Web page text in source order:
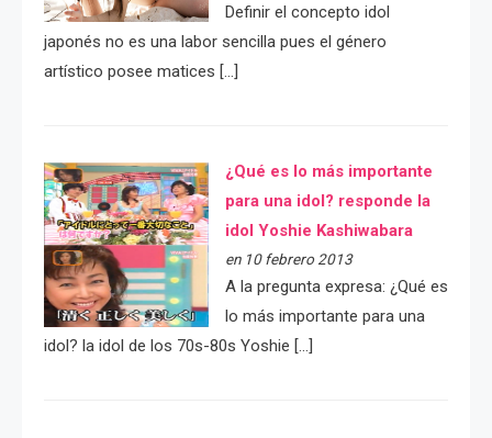
Definir el concepto idol
japonés no es una labor sencilla pues el género
artístico posee matices […]
¿Qué es lo más importante
para una idol? responde la
idol Yoshie Kashiwabara
en 10 febrero 2013
A la pregunta expresa: ¿Qué es
lo más importante para una
idol? la idol de los 70s-80s Yoshie […]